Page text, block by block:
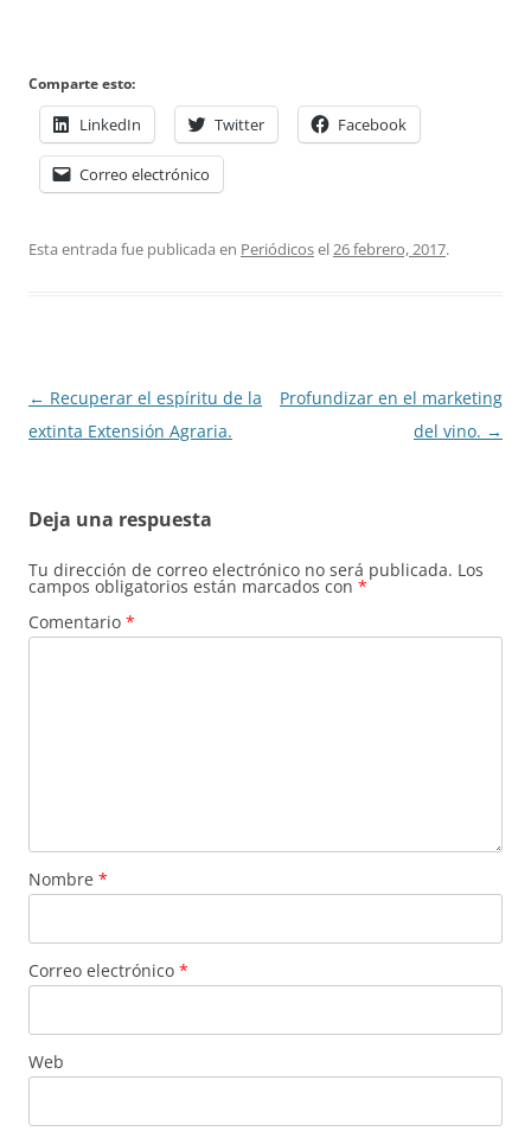
Comparte esto:
LinkedIn Twitter Facebook
Correo electrónico
Esta entrada fue publicada en Periódicosel26 febrero, 2017.
Navegación
de
← Recuperar el espíritu de la
extinta Extensión Agraria.
Profundizar en el marketing
del vino. →
Deja una respuesta
Tu dirección de correo electrónico no será publicada. Los
campos obligatorios están marcados con *
Comentario *
Nombre *
Correo electrónico *
Web